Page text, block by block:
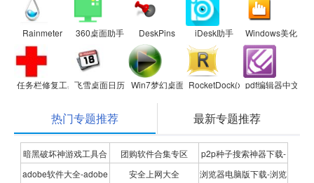
Rainmeter 360桌面助手 DeskPins iDesk助手 Windows美化大师
任务栏修复工具飞雪桌面日历 Win7梦幻桌面 RocketDock(xp系统仿苹果任务
pdf编辑器中文版
热门专题推荐 最新专题推荐
暗黑破坏神游戏工具合
集
团购软件合集专区
p2p种子搜索神器下载-
P2P种子搜索神器专题
adobe软件大全-adobe 安全上网大全 浏览器电脑版下载-浏览